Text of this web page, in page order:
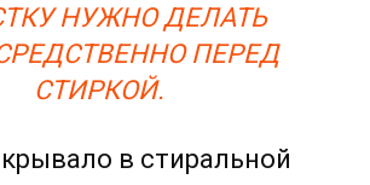
НУЖНО ДЕЛАТЬ
ПЕРЕД
СТИРКОЙ.
в стиральной